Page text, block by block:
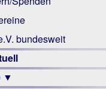
bundesweit
▼